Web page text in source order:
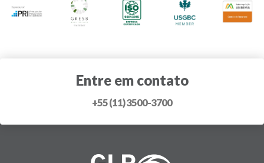
Entre em contato
+55 (11) 3500-3700